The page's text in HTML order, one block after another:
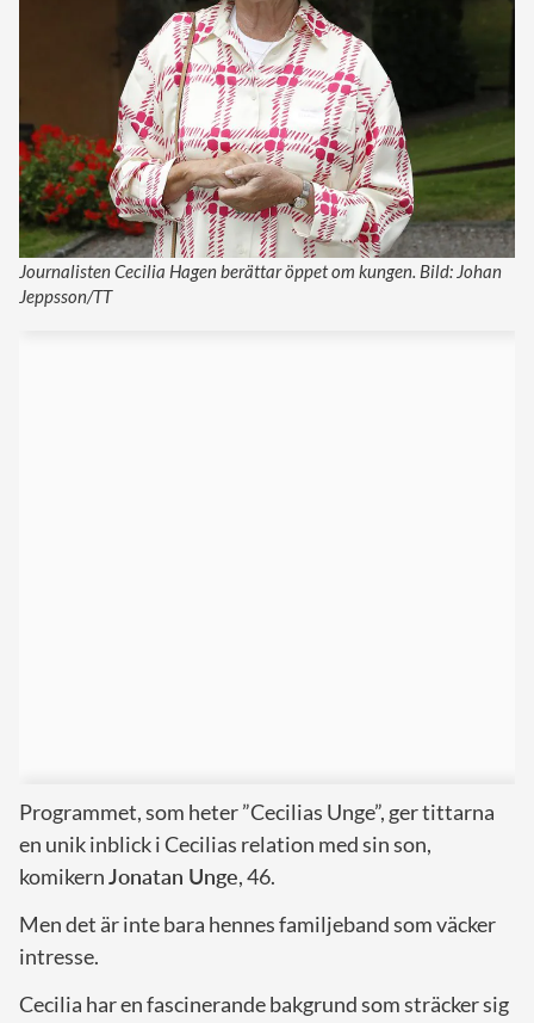
Journalisten Cecilia Hagen berättar öppet om kungen. Bild: Johan
Jeppsson/TT
Programmet, som heter ”Cecilias Unge”, ger tittarna
en unik inblick i Cecilias relation med sin son,
komikernJonatan Unge, 46.
Men det är inte bara hennes familjeband som väcker
intresse.
Cecilia har en fascinerande bakgrund som sträcker sig